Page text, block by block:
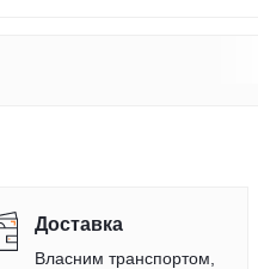
Доставка
Власним транспортом,